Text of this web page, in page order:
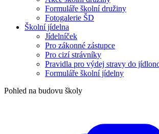
Formuláře školní družiny
Fotogalerie ŠD
Školní jídelna
Jídelníček
Pro zákonné zástupce
Pro cizí strávníky
Pravidla pro výdej stravy do
Formuláře školní jídelny
Pohled na budovu školy